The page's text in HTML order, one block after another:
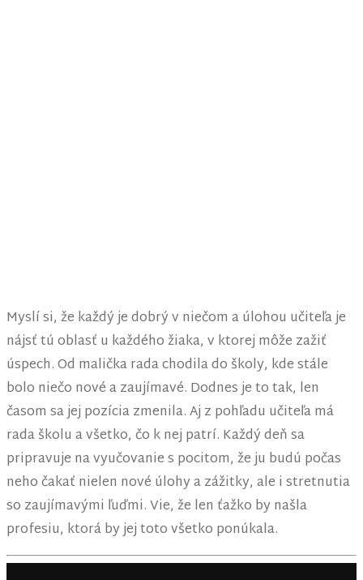
Myslí si, že každý je dobrý v niečom a úlohou učiteľa je
nájsť tú oblasť u každého žiaka, v ktorej môže zažiť
úspech. Od malička rada chodila do školy, kde stále
bolo niečo nové a zaujímavé. Dodnes je to tak, len
časom sa jej pozícia zmenila. Aj z pohľadu učiteľa má
rada školu a všetko, čo k nej patrí. Každý deň sa
pripravuje na vyučovanie s pocitom, že ju budú počas
neho čakať nielen nové úlohy a zážitky, ale i stretnutia
so zaujímavými ľuďmi. Vie, že len ťažko by našla
profesiu, ktorá by jej toto všetko ponúkala.